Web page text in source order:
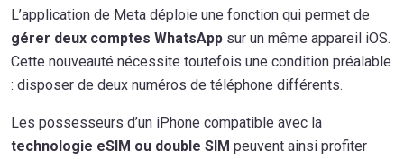
L’application de Meta déploie une fonction qui permet de
gérer deux comptes WhatsApp sur un même appareil iOS.
Cette nouveauté nécessite toutefois une condition préalable
: disposer de deux numéros de téléphone différents.
Les possesseurs d’un iPhone compatible avec la
technologie eSIM ou double SIM peuvent ainsi profiter